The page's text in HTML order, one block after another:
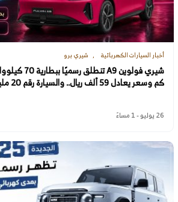
أخبار السيارات الكهربائية شيري برو
كم وسعر يعادل 59 ألف ريال.. والسيارة رقم 20 مليون للشركة
26 يوليو - 1 مساءً